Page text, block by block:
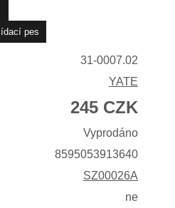
31-0007.02
YATE
245 CZK
Vyprodáno
8595053913640
SZ00026A
ne